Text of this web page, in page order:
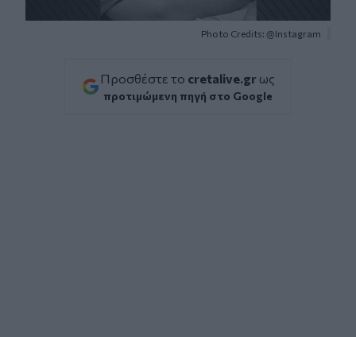
Photo Credits: @Instagram
Προσθέστε το cretalive.gr ως
προτιμώμενη πηγή στο Google